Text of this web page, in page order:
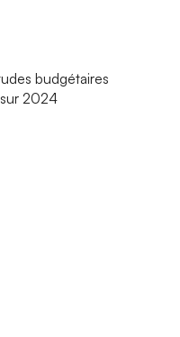
budgétaires
2024